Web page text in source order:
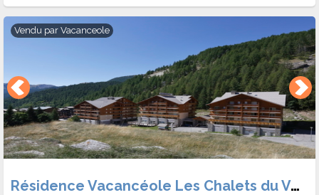
Vendu par Vacanceole
Résidence Vacancéole Les Chalets du Verdon